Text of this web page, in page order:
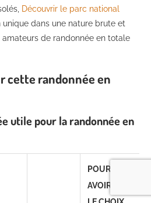
Découvrir le parc national
unique dans une nature brute et
de randonnée en totale
cette randonnée en
utile pour la randonnée en
POURQUOI
AVOIR FAIT